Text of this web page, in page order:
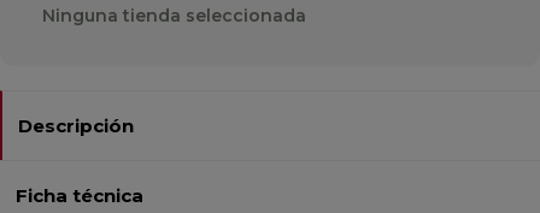
Ninguna tienda seleccionada
Descripción
Ficha técnica